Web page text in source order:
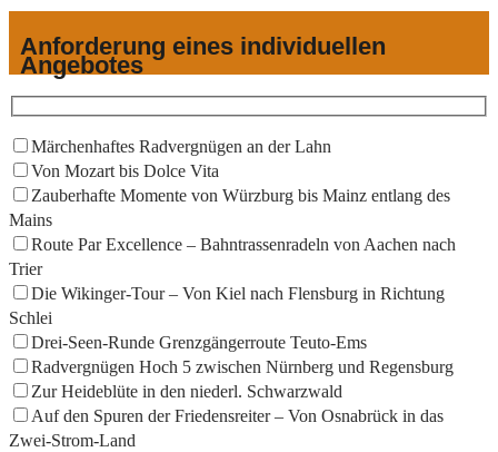
Anforderung eines individuellen
Angebotes
Märchenhaftes Radvergnügen an der Lahn
Von Mozart bis Dolce Vita
Zauberhafte Momente von Würzburg bis Mainz entlang des
Mains
Route Par Excellence – Bahntrassenradeln von Aachen nach
Trier
Die Wikinger-Tour – Von Kiel nach Flensburg in Richtung
Schlei
Drei-Seen-Runde Grenzgängerroute Teuto-Ems
Radvergnügen Hoch 5 zwischen Nürnberg und Regensburg
Zur Heideblüte in den niederl. Schwarzwald
Auf den Spuren der Friedensreiter – Von Osnabrück in das
Zwei-Strom-Land